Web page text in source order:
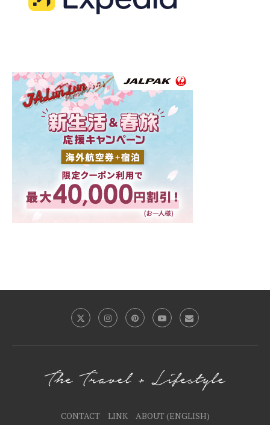
CONTACT LINK
ABOUT (ENGLISH)